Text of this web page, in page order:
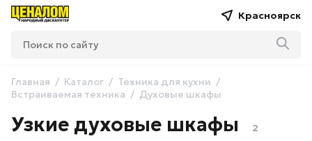
Красноярск
Главная Каталог
Техника для кухни
Встраиваемая техника
Духовые шкафы
Узкие духовые шкафы 2